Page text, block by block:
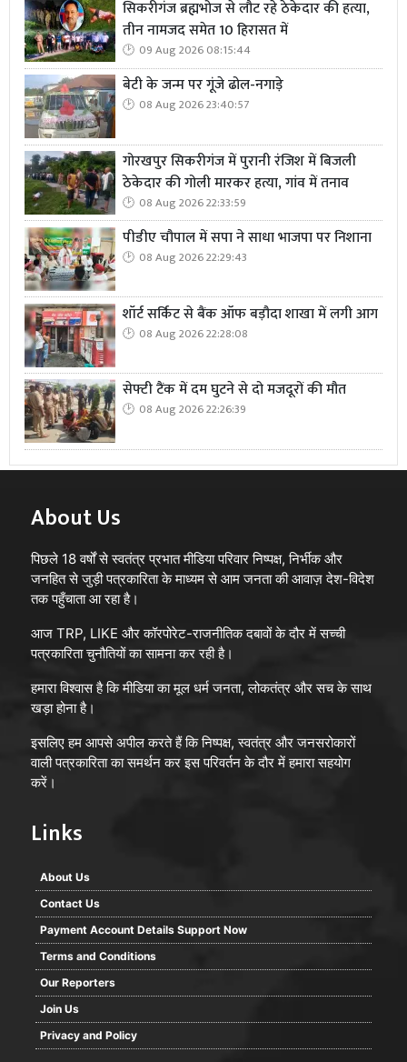
सिकरीगंज ब्रह्मभोज से लौट रहे ठेकेदार की हत्या,
तीन नामजद समेत 10 हिरासत में
09 Aug 2026 08:15:44
बेटी के जन्म पर गूंजे ढोल-नगाड़े
08 Aug 2026 23:40:57
गोरखपुर सिकरीगंज में पुरानी रंजिश में बिजली
ठेकेदार की गोली मारकर हत्या, गांव में तनाव
08 Aug 2026 22:33:59
पीडीए चौपाल में सपा ने साधा भाजपा पर निशाना
08 Aug 2026 22:29:43
शॉर्ट सर्किट से बैंक ऑफ बड़ौदा शाखा में लगी आग
08 Aug 2026 22:28:08
सेफ्टी टैंक में दम घुटने से दो मजदूरों की मौत
08 Aug 2026 22:26:39
About Us
पिछले 18 वर्षों से स्वतंत्र प्रभात मीडिया परिवार निष्पक्ष, निर्भीक और
जनहित से जुड़ी पत्रकारिता के माध्यम से आम जनता की आवाज़ देश-विदेश
तक पहुँचाता आ रहा है।
आज TRP, LIKE और कॉरपोरेट-राजनीतिक दबावों के दौर में सच्ची
पत्रकारिता चुनौतियों का सामना कर रही है।
हमारा विश्वास है कि मीडिया का मूल धर्म जनता, लोकतंत्र और सच के साथ
खड़ा होना है।
इसलिए हम आपसे अपील करते हैं कि निष्पक्ष, स्वतंत्र और जनसरोकारों
वाली पत्रकारिता का समर्थन कर इस परिवर्तन के दौर में हमारा सहयोग
करें।
Links
About Us
Contact Us
Payment Account Details Support Now
Terms and Conditions
Our Reporters
Join Us
Privacy and Policy